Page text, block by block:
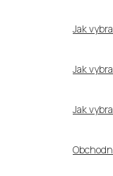
Jak
Jak
Jak